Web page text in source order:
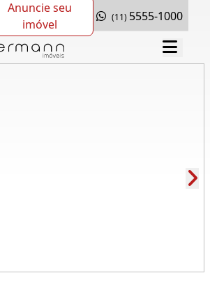
Anuncie seu
imóvel
(11) 5555-1000